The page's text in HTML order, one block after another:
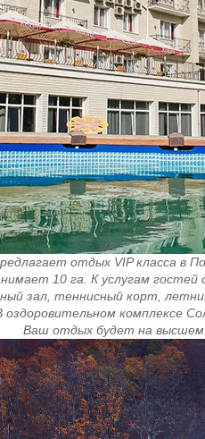
отдых VIP класса в
10 га. К услугам
зал, теннисный корт,
оздоровительном комплексе
Ваш отдых будет на высшем